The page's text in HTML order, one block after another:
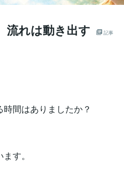
流れは動き出す 記事
間はありましたか？
す。